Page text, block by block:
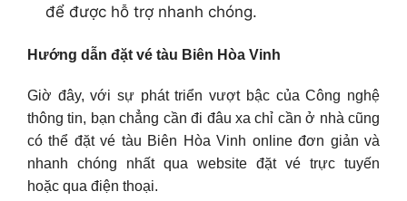
để được hỗ trợ nhanh chóng.
Hướng dẫn đặt vé tàu Biên Hòa Vinh
Giờ đây, với sự phát triển vượt bậc của Công nghệ
thông tin, bạn chẳng cần đi đâu xa chỉ cần ở nhà cũng
có thể đặt vé tàu Biên Hòa Vinh online đơn giản và
nhanh chóng nhất qua website đặt vé trực tuyến
hoặc qua điện thoại.